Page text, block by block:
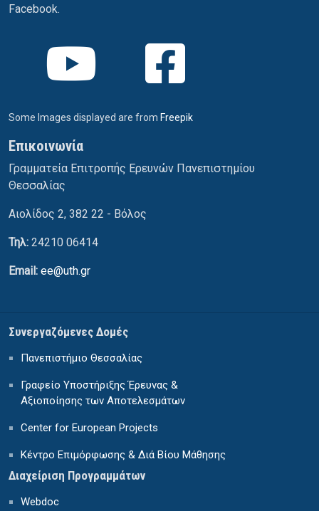
Facebook.
Some Images displayed are from Freepik
Επικοινωνία
Γραμματεία Επιτροπής Ερευνών Πανεπιστημίου
Θεσσαλίας
Αιολίδος 2, 382 22 - Βόλος
Τηλ: 24210 06414
Email: ee@uth.gr
Συνεργαζόμενες Δομές
Πανεπιστήμιο Θεσσαλίας
Γραφείο Υποστήριξης Έρευνας &
Αξιοποίησης των Αποτελεσμάτων
Center for European Projects
Κέντρο Επιμόρφωσης & Διά Βίου Μάθησης
Διαχείριση Προγραμμάτων
Webdoc